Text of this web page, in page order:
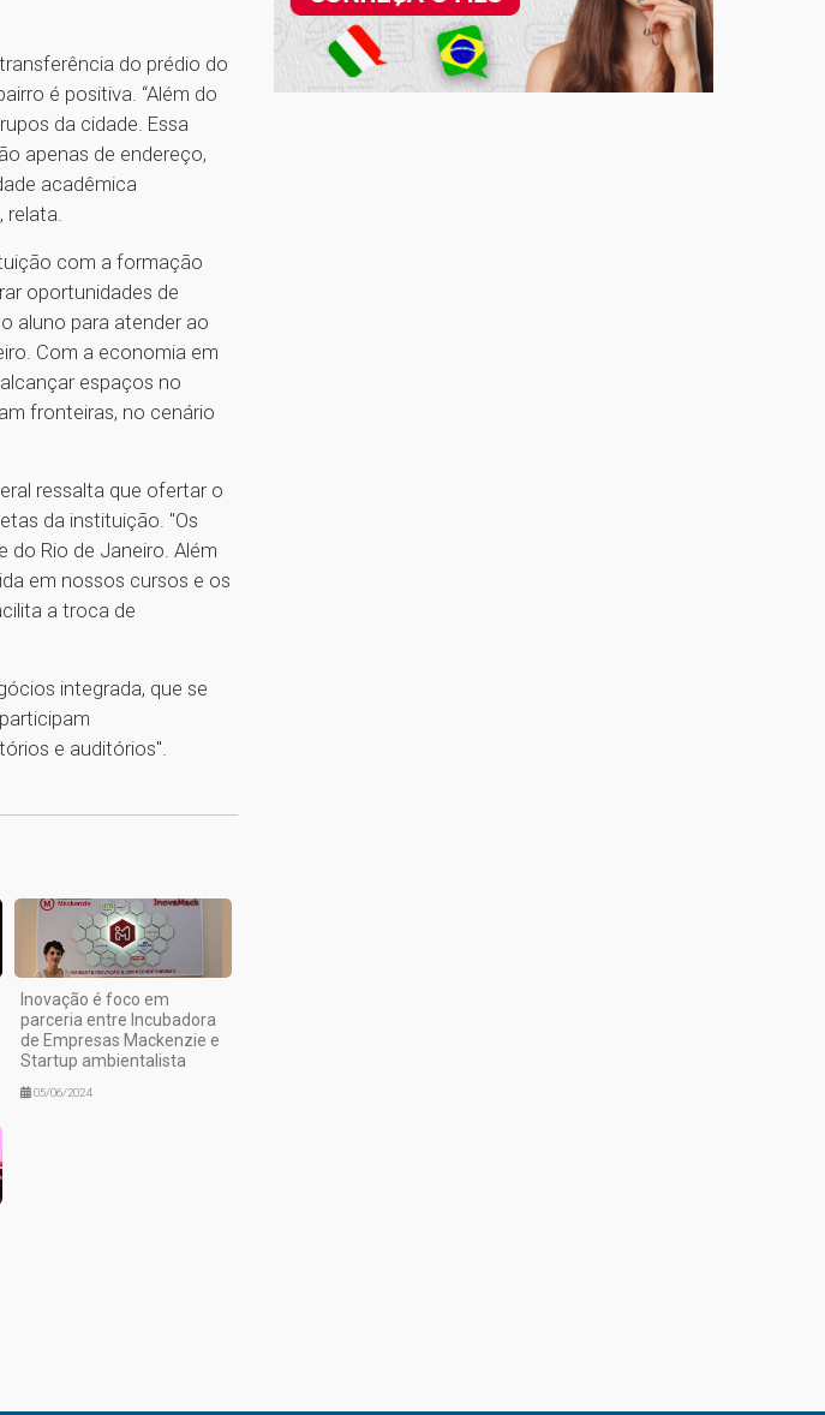
do prédio do
é positiva. “Além do
da cidade. Essa
apenas de endereço,
acadêmica
relata.
com a formação
oportunidades de
aluno para atender ao
Com a economia em
espaços no
fronteiras, no cenário
ressalta que ofertar o
da instituição. "Os
Rio de Janeiro. Além
em nossos cursos e os
a troca de
integrada, que se
e auditórios".
Inovação é foco em
parceria entre Incubadora
de Empresas Mackenzie e
Startup ambientalista
05/06/2024